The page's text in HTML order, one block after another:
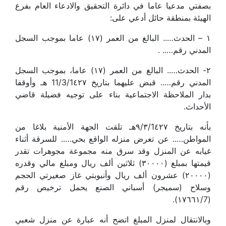
بصفتي مدعيا عاما في دائرة التحقيق والادعاء العام بفرع
الهيئة بمنطقة حائل أدعي على:
١ – الحدث….. البالغ من العمر (١٧) عاما بموجب السجل
المدني رقم….. .
٢- الحدث….. البالغ من العمر (١٧) عاما، بموجب السجل
المدني رقم….. قبض عليهما بتاريخ 11/3/1٤٢٧ هـ وأوقفا
بدار الملاحظة الاجتماعية بناء على توجيه فضيلة قاضي
الأحداث.
بأنه بتاريخ ٩/٣/1٤٢٧هـ تلقت الجهة الأمنية بلاغا من
المواطن….. عن تعرض منزله الواقع بحي….. للسرقة أثناء
غيابه عن المنزل وقد سرق منه مجموعة مجوهرات تقدر
قيمتها بمبلغ (٣٠٠٠٠) ثلاثين ألف ريال ومبلغ مالي وقدره
(٢٠٠٠٠) عشرون ألف ريال وأنبوبتي غاز صغيرتي الحجم
وسلاح (سميجر) أسباني الصنع يحمل ترخيص رقم
(١٧٦٦١/7).
وبالانتقال لمنزل المبلغ اتضح أنه عبارة عن منزل شعبي